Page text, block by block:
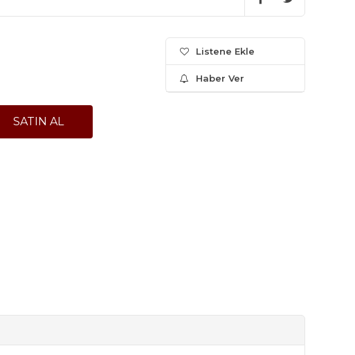
Listene Ekle
Haber Ver